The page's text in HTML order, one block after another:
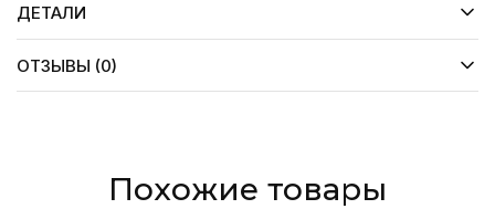
ДЕТАЛИ
ОТЗЫВЫ (0)
Похожие товары